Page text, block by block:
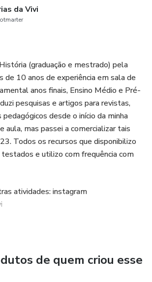
da Vivi
(graduação e mestrado) pela
de 10 anos de experiência em sala de
anos finais, Ensino Médio e Pré-
pesquisas e artigos para revistas,
desde o início da minha
aula, mas passei a comercializar tais
Todos os recursos que disponibilizo
e utilizo com frequência com
atividades: instagram
de quem criou esse